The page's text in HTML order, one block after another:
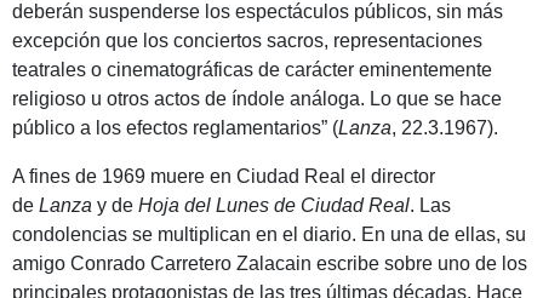
deberán suspenderse los espectáculos públicos, sin más
excepción que los conciertos sacros, representaciones
teatrales o cinematográficas de carácter eminentemente
religioso u otros actos de índole análoga. Lo que se hace
público a los efectos reglamentarios” (Lanza, 22.3.1967).
A fines de 1969 muere en Ciudad Real el director
de Lanza y de Hoja del Lunes de Ciudad Real. Las
condolencias se multiplican en el diario. En una de ellas, su
amigo Conrado Carretero Zalacain escribe sobre uno de los
principales protagonistas de las tres últimas décadas. Hace